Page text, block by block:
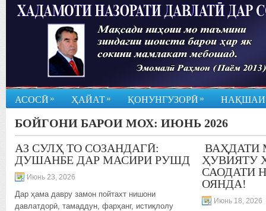
АСОСӢ » ҲАЙАТ» ҚОНУНГУЗОРӢ »
БОЙГОНИ БАРОИ МОХ: ИЮНЬ 2026
АЗ СУЛҲ ТО СОЗАНДАГӢ:
ДУШАНБЕ ДАР МАСИРИ РУШД
Июнь 23, 2026
Дар ҳама давру замон пойтахт нишони
давлатдорӣ, тамаддун, фарҳанг, истиқлолу
ВАҲДАТИ
ҲУВИЯТУ
САОДАТИ
ОЯНДА!
Июнь 18, 2026